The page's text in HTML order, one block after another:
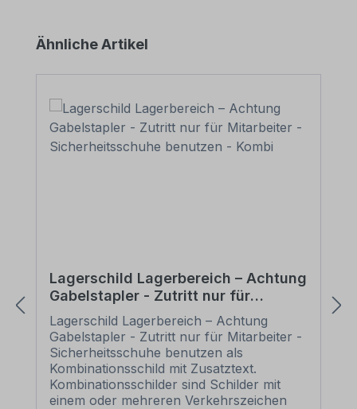
Produktgalerie überspringen
Ähnliche Artikel
Lagerschild Lagerbereich – Achtung
Gabelstapler - Zutritt nur für
Mitarbeiter - Sicherheitsschuhe
benutzen - Kombi
Lagerschild Lagerbereich – Achtung
Gabelstapler - Zutritt nur für Mitarbeiter -
Sicherheitsschuhe benutzen als
Kombinationsschild mit Zusatztext.
Kombinationsschilder sind Schilder mit
einem oder mehreren Verkehrszeichen